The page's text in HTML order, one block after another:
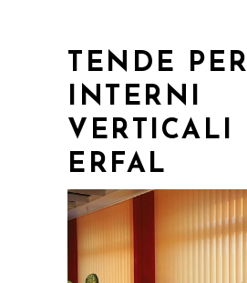
TENDE PER
INTERNI
VERTICALI
ERFAL